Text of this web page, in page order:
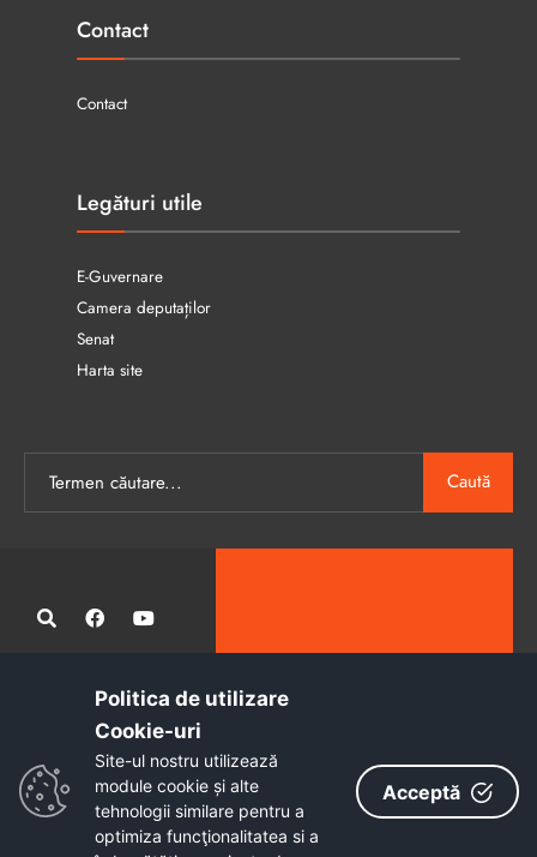
Contact
Contact
Legături utile
E-Guvernare
Camera deputaților
Senat
Harta site
Caută
Administrația publică locală informatizată, calitativă și accesibilă
Copyright © 2026 - Primăria Municipiului Petroșani
Politica de utilizare
Cookie-uri‎
Site-ul nostru utilizează
module cookie și alte
tehnologii similare pentru a
optimiza funcţionalitatea si a
Acceptă